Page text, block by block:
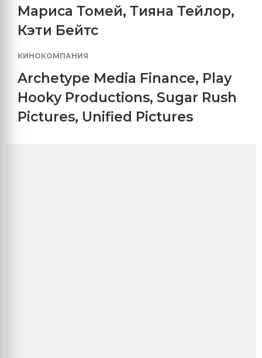
Мариса Томей, Тияна Тейлор,
Кэти Бейтс
КИНОКОМПАНИЯ
Archetype Media Finance, Play
Hooky Productions, Sugar Rush
Pictures, Unified Pictures